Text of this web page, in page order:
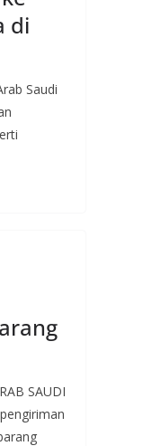
di
Saudi
SAUDI